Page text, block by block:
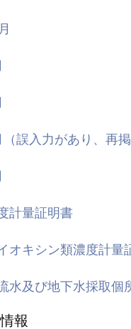
（誤入力があり、再
計量証明書
オキシン類濃度計量
水及び地下水採取個
報